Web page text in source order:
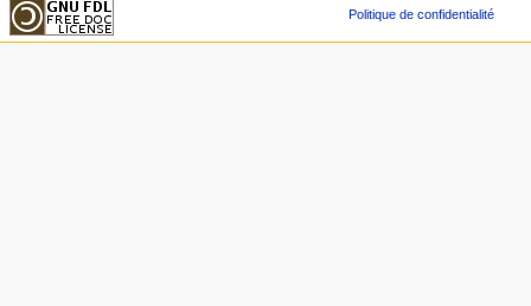
Politique de confidentialité